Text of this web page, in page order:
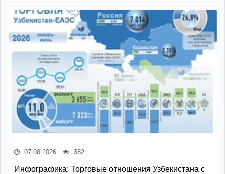
07.08.2026 382
Инфографика: Торговые отношения Узбекистана с